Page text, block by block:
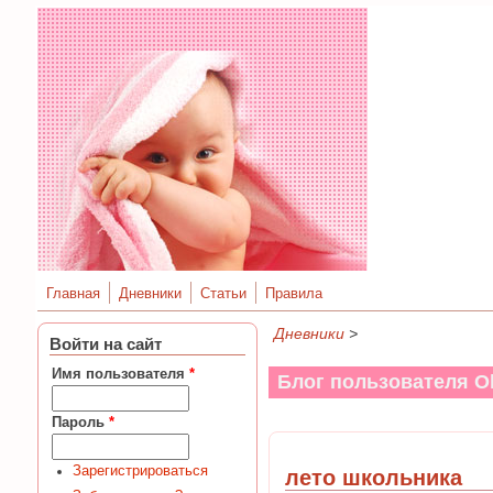
Главная Дневники Статьи Правила
Дневники >
Блог пользователя
лето школьника
Войти на сайт
Имя пользователя *
Пароль *
Зарегистрироваться